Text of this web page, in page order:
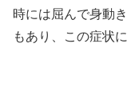
時には屈んで身動
もあり、この症状